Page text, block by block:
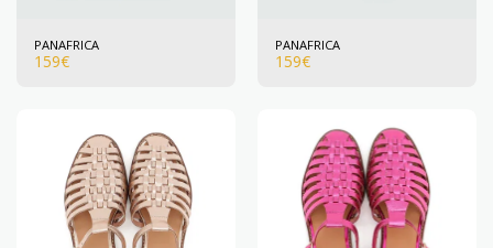
PANAFRICA
159€
PANAFRICA
159€